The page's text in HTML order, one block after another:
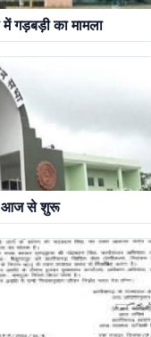
गड़बड़ी का मामला
आज से शुरू